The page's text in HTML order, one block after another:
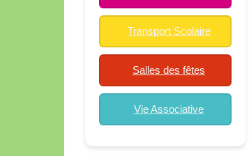
Transport Scolaire
Salles des fêtes
Vie Associative